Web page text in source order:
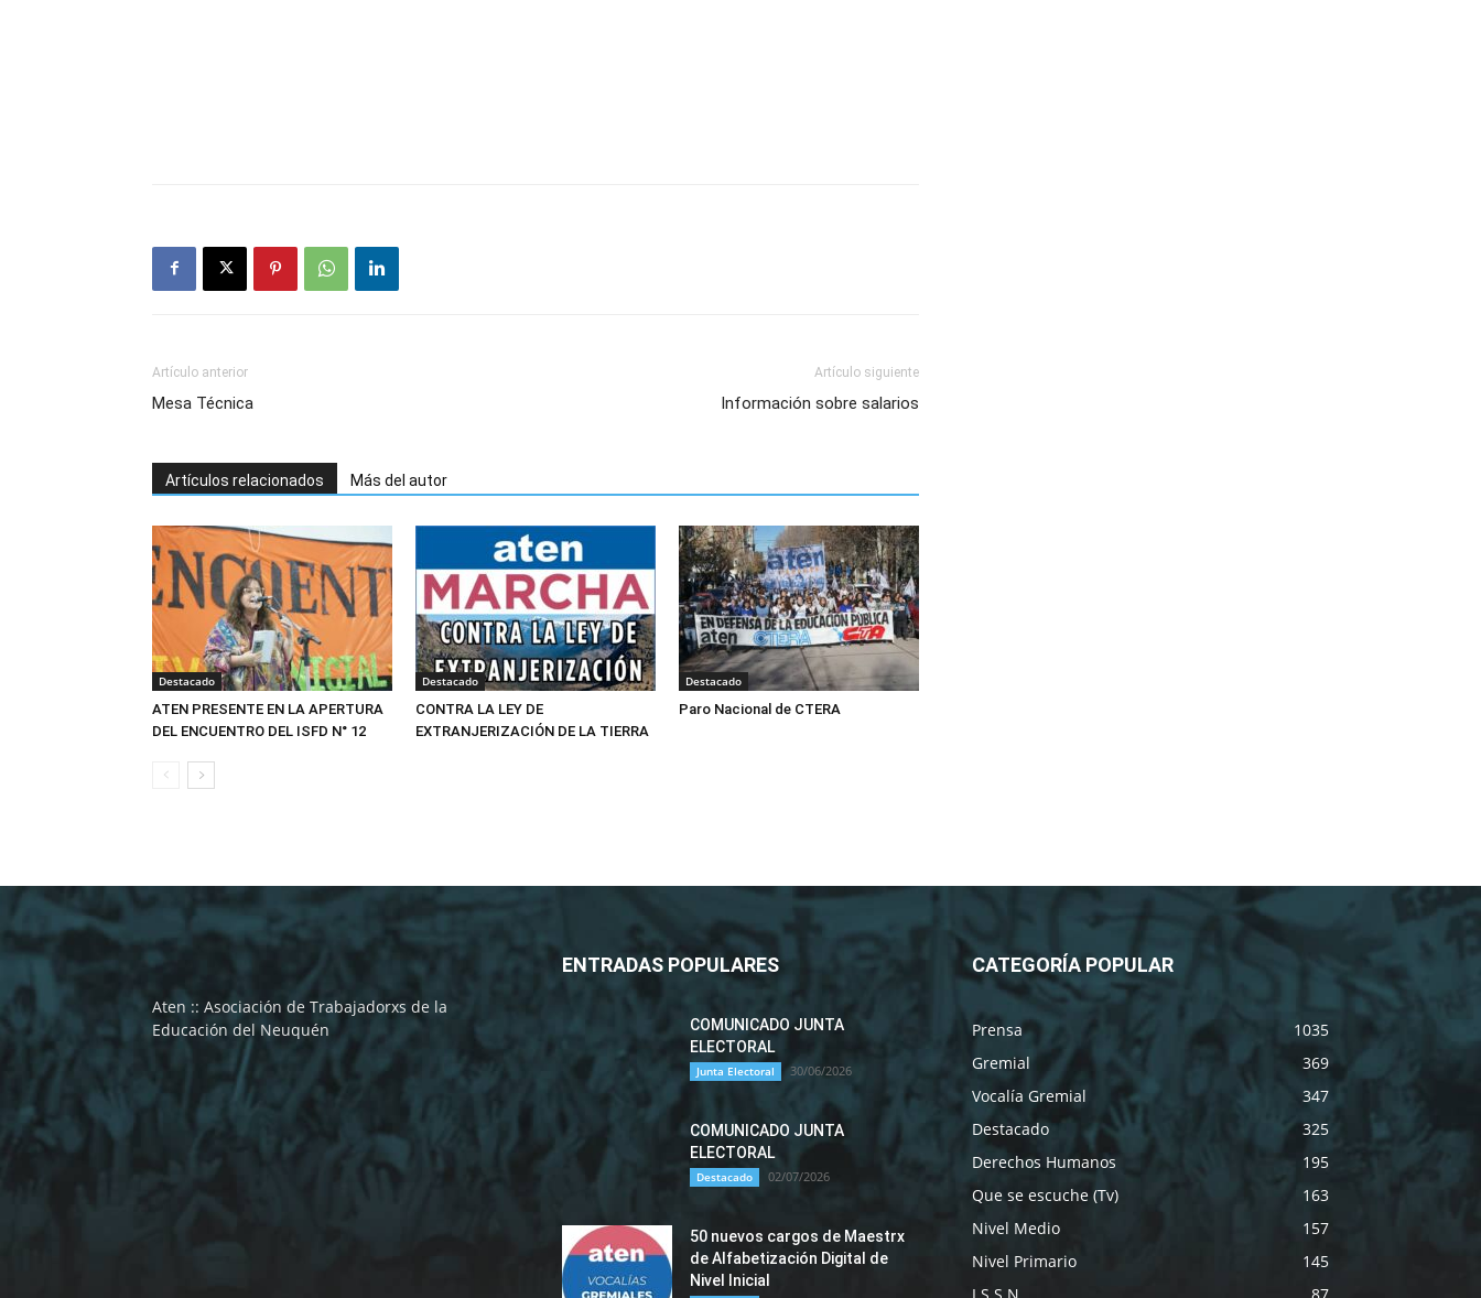
Artículo anterior
Mesa Técnica
Artículo siguiente
Información sobre salarios
Artículos relacionados Más del autor
Destacado
ATEN PRESENTE EN LA APERTURA
DEL ENCUENTRO DEL ISFD N° 12
Destacado
CONTRA LA LEY DE
EXTRANJERIZACIÓN DE LA TIERRA
Destacado
Paro Nacional de CTERA
Aten :: Asociación de Trabajadorxs de la
Educación del Neuquén
ENTRADAS POPULARES
COMUNICADO JUNTA
ELECTORAL
Junta Electoral 30/06/2026
COMUNICADO JUNTA
ELECTORAL
Destacado 02/07/2026
50 nuevos cargos de Maestrx
de Alfabetización Digital de
Nivel Inicial
CATEGORÍA POPULAR
Prensa
1035
Gremial
369
Vocalía Gremial
347
Destacado
325
Derechos Humanos
195
Que se escuche (Tv)
163
Nivel Medio
157
Nivel Primario
145